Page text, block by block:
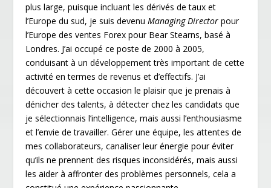
plus large, puisque incluant les dérivés de taux et
l’Europe du sud, je suis devenuManaging Directorpour
l’Europe des ventes Forex pour Bear Stearns, basé à
Londres. J’ai occupé ce poste de 2000 à 2005,
conduisant à un développement très important de cette
activité en termes de revenus et d’effectifs. J’ai
découvert à cette occasion le plaisir que je prenais à
dénicher des talents, à détecter chez les candidats que
je sélectionnais l’intelligence, mais aussi l’enthousiasme
et l’envie de travailler. Gérer une équipe, les attentes de
mes collaborateurs, canaliser leur énergie pour éviter
qu’ils ne prennent des risques inconsidérés, mais aussi
les aider à affronter des problèmes personnels, cela a